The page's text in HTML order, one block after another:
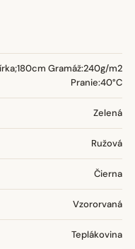
Gramáž:240g/m2
Pranie:40°C
Zelená
Ružová
Čierna
Vzororvaná
Teplákovina